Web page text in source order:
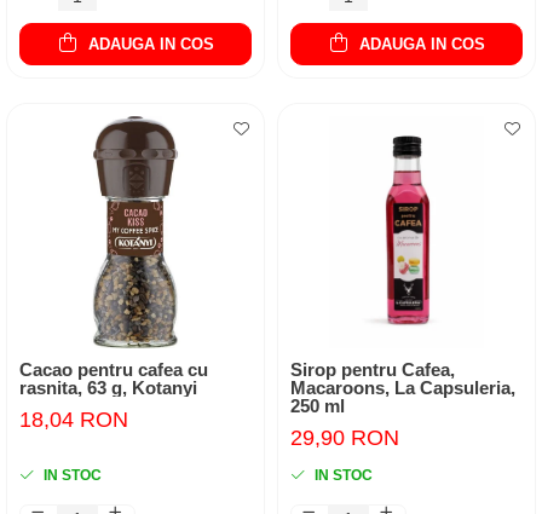
ADAUGA IN COS ADAUGA IN COS
Cacao pentru cafea cu
rasnita, 63 g, Kotanyi
18,04 RON
IN STOC
Sirop pentru Cafea,
Macaroons, La Capsuleria,
250 ml
29,90 RON
IN STOC